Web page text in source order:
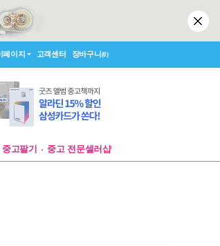
페이지 고객센터 장바구니(0)
고팔기 중고 전문셀러샵